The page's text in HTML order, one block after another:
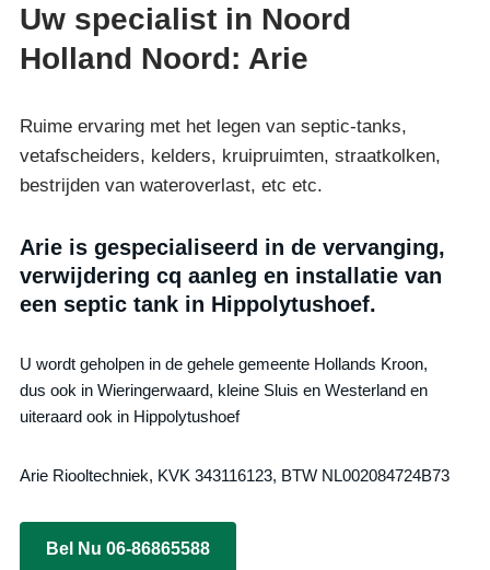
Uw specialist in Noord
Holland Noord: Arie
Ruime ervaring met het legen van septic-tanks,
vetafscheiders, kelders, kruipruimten, straatkolken,
bestrijden van wateroverlast, etc etc.
Arie is gespecialiseerd in de vervanging,
verwijdering cq aanleg en installatie van
een septic tank in Hippolytushoef.
U wordt geholpen in de gehele gemeente Hollands Kroon,
dus ook in Wieringerwaard, kleine Sluis en Westerland en
uiteraard ook in Hippolytushoef
Arie Riooltechniek, KVK 343116123, BTW NL002084724B73
Bel Nu 06-86865588